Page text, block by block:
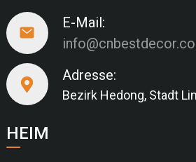
E-Mail:
Adresse:
Bezirk Hedong, Stadt
HEIM